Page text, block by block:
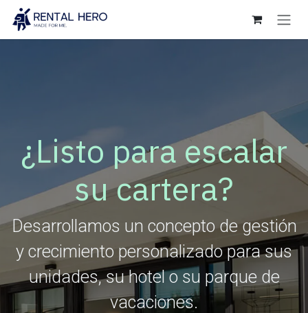
Ir al contenido
¿Listo para escalar
su cartera?
Desarrollamos un concepto de gestión
y crecimiento personalizado para sus
unidades, su hotel o su parque de
vacaciones.